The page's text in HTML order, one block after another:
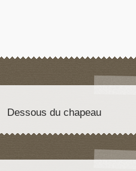
Dessous du chapeau